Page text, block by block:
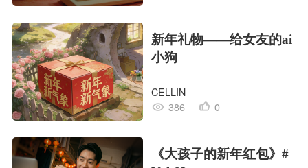
新年礼物——给女友的ai
小狗
CELLIN
386
0
《大孩子的新年红包》#